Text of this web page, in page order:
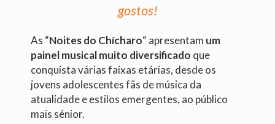
gostos!
As “Noites do Chícharo“ apresentam um
painel musical muito diversificado que
conquista várias faixas etárias, desde os
jovens adolescentes fãs de música da
atualidade e estilos emergentes, ao público
mais sénior.